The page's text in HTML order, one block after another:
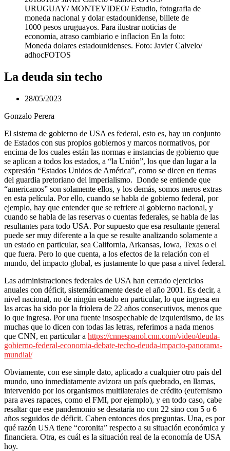
URUGUAY/ MONTEVIDEO/ Estudio, fotografia de
moneda nacional y dolar estadounidense, billete de
1000 pesos uruguayos. Para ilustrar noticias de
economia, atraso cambiario e inflacion En la foto:
Moneda dolares estadounidenses. Foto: Javier Calvelo/
adhocFOTOS
La deuda sin techo
28/05/2023
Gonzalo Perera
El sistema de gobierno de USA es federal, esto es, hay un conjunto
de Estados con sus propios gobiernos y marcos normativos, por
encima de los cuales están las normas e instancias de gobierno que
se aplican a todos los estados, a “la Unión”, los que dan lugar a la
expresión “Estados Unidos de América”, como se dicen en tierras
del guardia pretoriano del imperialismo. Donde se entiende que
“americanos” son solamente ellos, y los demás, somos meros extras
en esta película. Por ello, cuando se habla de gobierno federal, por
ejemplo, hay que entender que se refriere al gobierno nacional, y
cuando se habla de las reservas o cuentas federales, se habla de las
resultantes para todo USA. Por supuesto que esa resultante general
puede ser muy diferente a la que se resulte analizando solamente a
un estado en particular, sea California, Arkansas, Iowa, Texas o el
que fuera. Pero lo que cuenta, a los efectos de la relación con el
mundo, del impacto global, es justamente lo que pasa a nivel federal.
Las administraciones federales de USA han cerrado ejercicios
anuales con déficit, sistemáticamente desde el año 2001. Es decir, a
nivel nacional, no de ningún estado en particular, lo que ingresa en
las arcas ha sido por la friolera de 22 años consecutivos, menos que
lo que ingresa. Por una fuente insospechable de izquierdismo, de las
muchas que lo dicen con todas las letras, referimos a nada menos
que CNN, en particular a https://cnnespanol.cnn.com/video/deuda-
gobierno-federal-economia-debate-techo-deuda-impacto-panorama-
mundial/
Obviamente, con ese simple dato, aplicado a cualquier otro país del
mundo, uno inmediatamente avizora un país quebrado, en llamas,
intervenido por los organismos multilaterales de crédito (eufemismo
para aves rapaces, como el FMI, por ejemplo), y en todo caso, cabe
resaltar que ese pandemonio se desataría no con 22 sino con 5 o 6
años seguidos de déficit. Caben entonces dos preguntas. Una, es por
qué razón USA tiene “coronita” respecto a su situación económica y
financiera. Otra, es cuál es la situación real de la economía de USA
hoy.